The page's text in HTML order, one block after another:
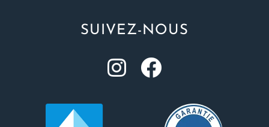
SUIVEZ-NOUS